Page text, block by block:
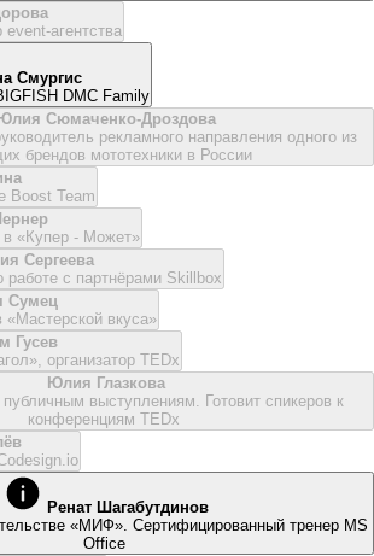
агентства
Смургис
DMC Family
Юлия Сюмаченко-Дроздова
рекламного направления одного из
брендов мототехники в России
Boost Team
в «Купер - Может»
Сергеева
с партнёрами Skillbox
Сумец
вкуса»
Гусев
организатор TEDx
Юлия Глазкова
выступлениям. Готовит спикеров к
конференциям TEDx
Ренат Шагабутдинов
«МИФ». Сертифицированный тренер MS
Office